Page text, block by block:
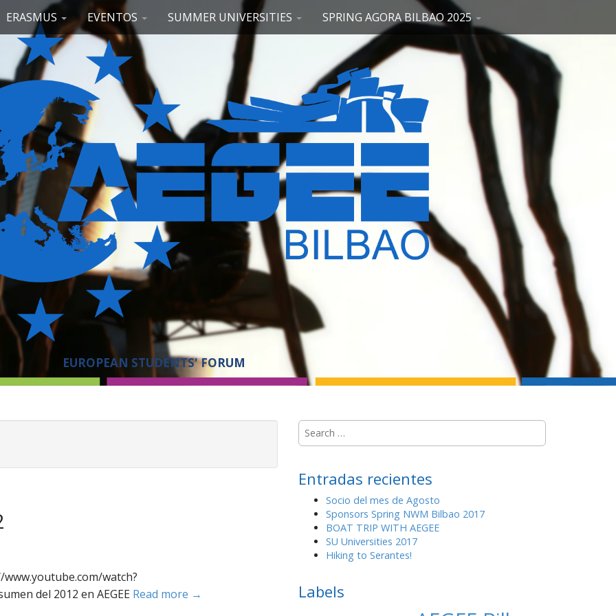
ERASMUS EVENTOS SUMMER UNIVERSITIES SPRING AGORA BILBAO 2025
EUROPEAN STUDENTS' FORUM
watch?
del 2012 en AEGEE Read more →
S
c
Entradas recientes
Socio del mes de Agosto
Sponsors Spring NWM Bilbao 2017
BOAT TRIP WITH AEGEE
SU Universities 2017
Hiking to Serantes!
Labels